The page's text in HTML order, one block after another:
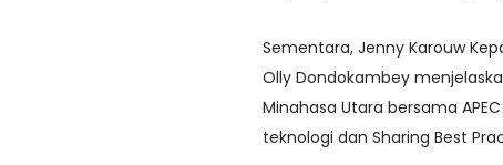
Sementara, Jenny Karouw
Olly Dondokambey
Minahasa Utara bersama
teknologi dan Sharing Best